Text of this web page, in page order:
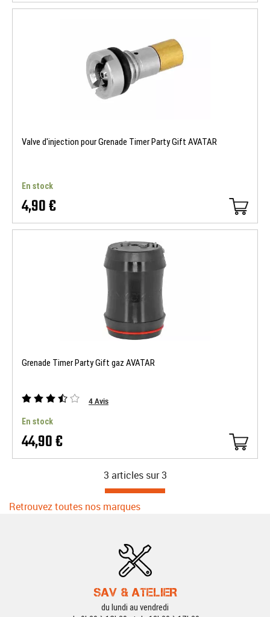
Valve d'injection pour Grenade Timer Party Gift AVATAR
En stock
4,90 €
Grenade Timer Party Gift gaz AVATAR
4Avis
En stock
44,90 €
3 articles sur 3
Retrouvez toutes nos marques
SAV & ATELIER
du lundi au vendredi